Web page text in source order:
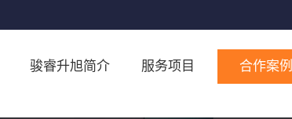
骏睿升旭简介 服务项目 合作案例